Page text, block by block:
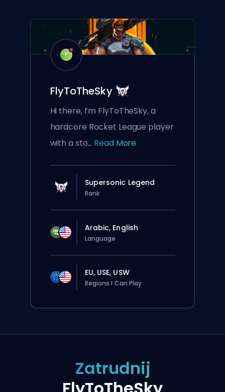
F
FlyToTheSky
Hi there, I’m FlyToTheSky, a
hardcore Rocket League player
with a sto... Read More
Supersonic Legend
Rank
Arabic, English
Language
EU, USE, USW
Regions I Can Play
Zatrudnij